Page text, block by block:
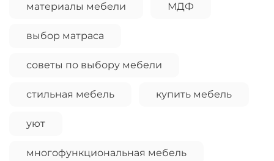
материалы мебели МДФ
выбор матраса
советы по выбору мебели
стильная мебель купить мебель
уют
многофункциональная мебель